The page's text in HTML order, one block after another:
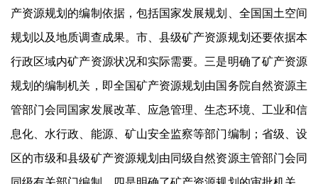
产资源规划的编制依据，包括国家发展规划、全国国土空间
规划以及地质调查成果。市、县级矿产资源规划还要依据本
行政区域内矿产资源状况和实际需要。三是明确了矿产资源
规划的编制机关，即全国矿产资源规划由国务院自然资源主
管部门会同国家发展改革、应急管理、生态环境、工业和信
息化、水行政、能源、矿山安全监察等部门编制；省级、设
区的市级和县级矿产资源规划由同级自然资源主管部门会同